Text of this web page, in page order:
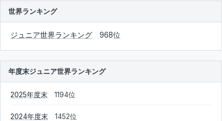
世界ランキング
ジュニア世界ランキング 968位
年度末ジュニア世界ランキング
2025年度末 1194位
2024年度末 1452位